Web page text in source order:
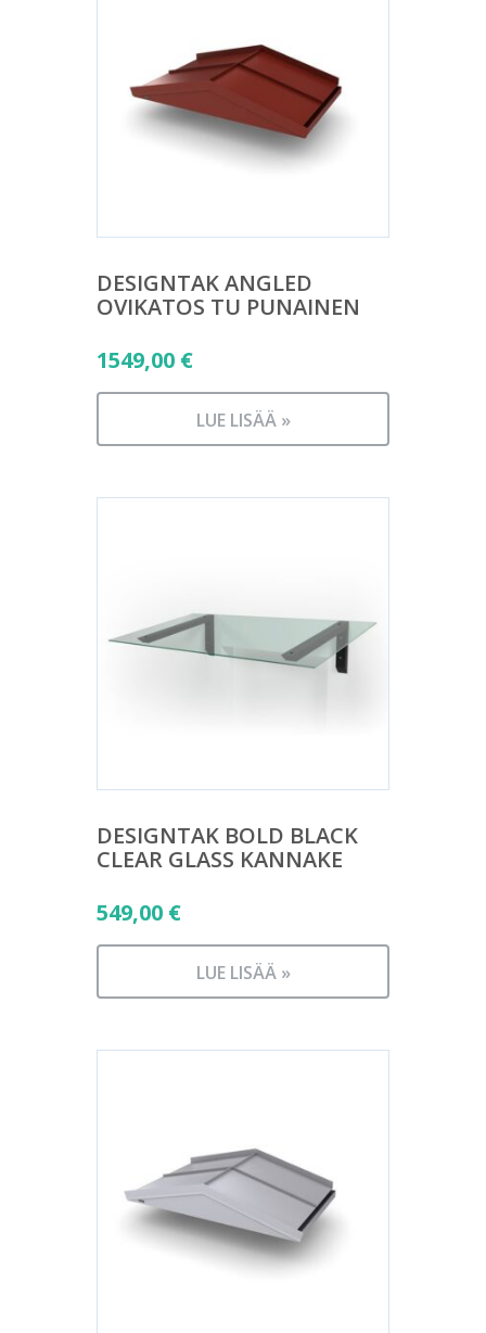
DESIGNTAK ANGLED
OVIKATOS TU PUNAINEN
1549,00 €
LUE LISÄÄ »
DESIGNTAK BOLD BLACK
CLEAR GLASS KANNAKE
549,00 €
LUE LISÄÄ »